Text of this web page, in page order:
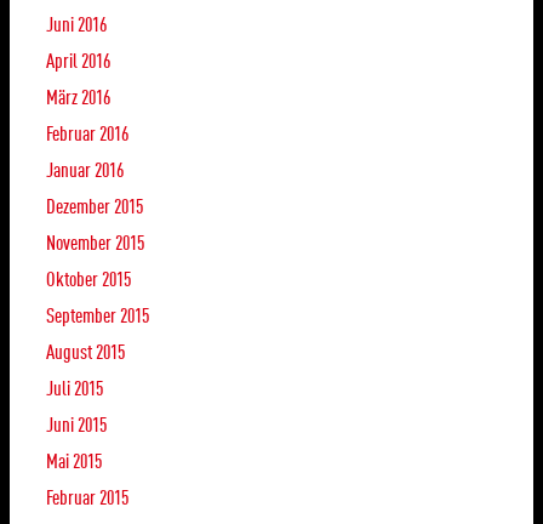
Juni 2016
April 2016
März 2016
Februar 2016
Januar 2016
Dezember 2015
November 2015
Oktober 2015
September 2015
August 2015
Juli 2015
Juni 2015
Mai 2015
Februar 2015